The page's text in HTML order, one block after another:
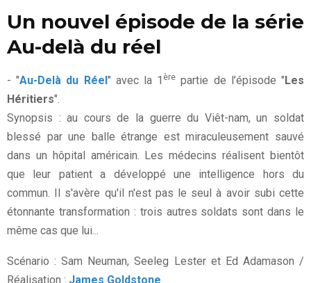
Un nouvel épisode de la série
Au-delà du réel
- "Au-Delà du Réel" avec la 1 ère partie de l’épisode "Les
Héritiers".
Synopsis : au cours de la guerre du Viêt-nam, un soldat
blessé par une balle étrange est miraculeusement sauvé
dans un hôpital américain. Les médecins réalisent bientôt
que leur patient a développé une intelligence hors du
commun. Il s'avère qu'il n'est pas le seul à avoir subi cette
étonnante transformation : trois autres soldats sont dans le
même cas que lui...
Scénario : Sam Neuman, Seeleg Lester et Ed Adamason /
Réalisation : James Goldstone